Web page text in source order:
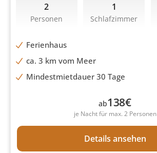
2
Personen
1
Schlafzimmer
Ferienhaus
ca. 3 km vom Meer
Mindestmietdauer 30 Tage
ab138€
je Nacht für max. 2 Personen
Details ansehen